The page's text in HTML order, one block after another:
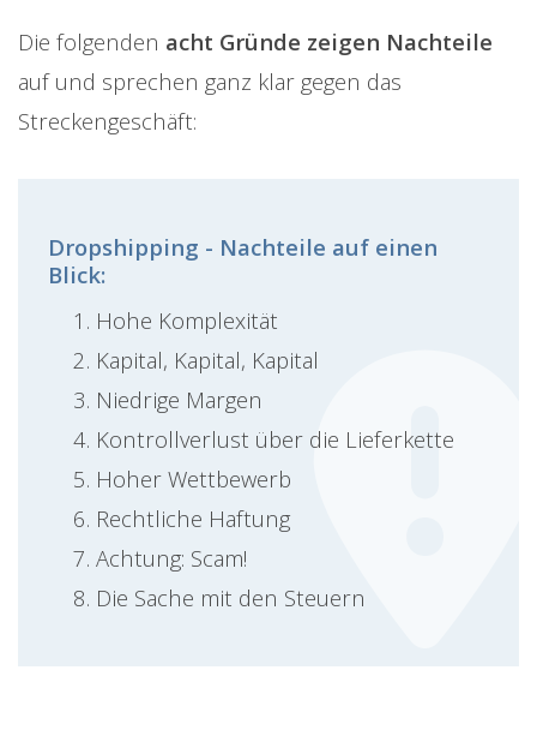
Die folgenden acht Gründe zeigen Nachteile
auf und sprechen ganz klar gegen das
Streckengeschäft:
Dropshipping - Nachteile auf einen
Blick:
Hohe Komplexität
Kapital, Kapital, Kapital
Niedrige Margen
Kontrollverlust über die Lieferkette
Hoher Wettbewerb
Rechtliche Haftung
Achtung: Scam!
Die Sache mit den Steuern